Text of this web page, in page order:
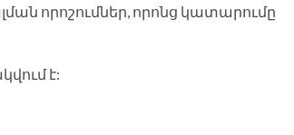
որոշումներ, որոնց կատարումը
է: